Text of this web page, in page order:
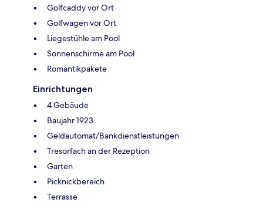
Golfcaddy vor Ort
Golfwagen vor Ort
Liegestühle am Pool
Sonnenschirme am Pool
Romantikpakete
Einrichtungen
4 Gebäude
Baujahr 1923
Geldautomat/Bankdienstleistungen
Tresorfach an der Rezeption
Garten
Picknickbereich
Terrasse